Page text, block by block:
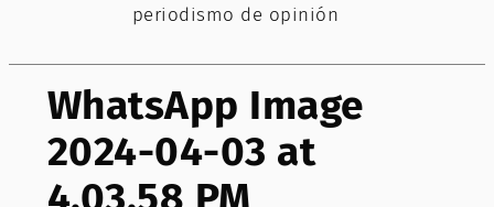
periodismo de opinión
WhatsApp Image
2024-04-03 at